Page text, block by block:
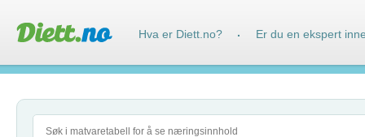
Hva er Diett.no? · Er du en ekspert